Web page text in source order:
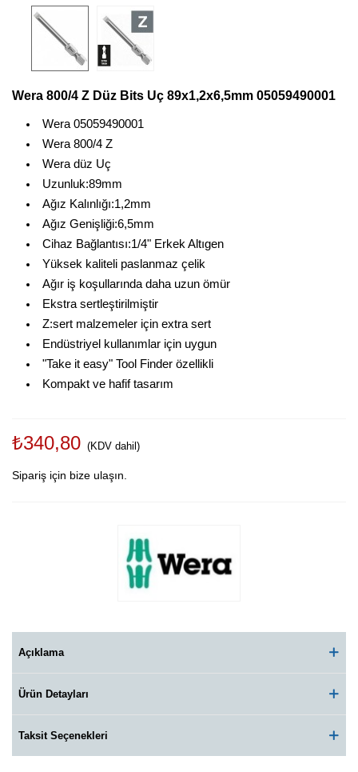
Wera 800/4 Z Düz Bits Uç 89x1,2x6,5mm 05059490001
Wera 05059490001
Wera 800/4 Z
Wera düz Uç
Uzunluk:89mm
Ağız Kalınlığı:1,2mm
Ağız Genişliği:6,5mm
Cihaz Bağlantısı:1/4" Erkek Altıgen
Yüksek kaliteli paslanmaz çelik
Ağır iş koşullarında daha uzun ömür
Ekstra sertleştirilmiştir
Z:sert malzemeler için extra sert
Endüstriyel kullanımlar için uygun
"Take it easy" Tool Finder özellikli
Kompakt ve hafif tasarım
₺340,80 (KDV dahil)
Sipariş için bize ulaşın.
Açıklama
Ürün Detayları
Taksit Seçenekleri